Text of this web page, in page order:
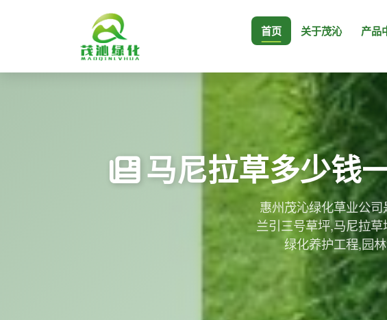
首页 关于茂沁 产品
马尼拉草多少钱
惠州茂沁绿化草业公
兰引三号草坪,马尼拉
绿化养护工程,园